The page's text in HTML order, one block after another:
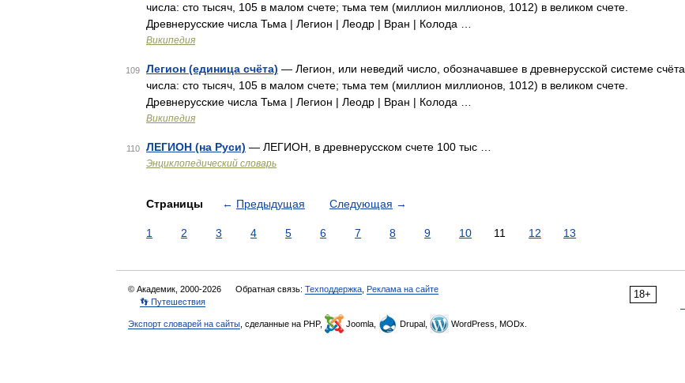
числа: сто тысяч, 105 в малом счете; тьма тем (миллион миллионов, 1012) в великом счете.
Древнерусские числа Тьма | Легион | Леодр | Вран | Колода …
Википедия
109 Легион (единица счёта) — Легион, или неведий число, обозначавшее в древнерусской системе счёта
числа: сто тысяч, 105 в малом счете; тьма тем (миллион миллионов, 1012) в великом счете.
Древнерусские числа Тьма | Легион | Леодр | Вран | Колода …
Википедия
110 ЛЕГИОН (на Руси) — ЛЕГИОН, в древнерусском счете 100 тыс …
Энциклопедический словарь
Страницы ← Предыдущая Следующая →
1 2 3 4 5 6 7 8 9 10 11 12 13
18+
© Академик, 2000-2026 Обратная связь: Техподдержка Реклама на сайте
👣 Путешествия
Экспорт словарей на сайты , сделанные на PHP, Joomla, Drupal, WordPress, MODx.